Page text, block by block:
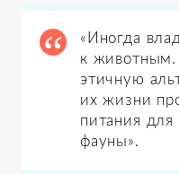
«Иногда
к
этичную
их жизни
питания для
фауны».